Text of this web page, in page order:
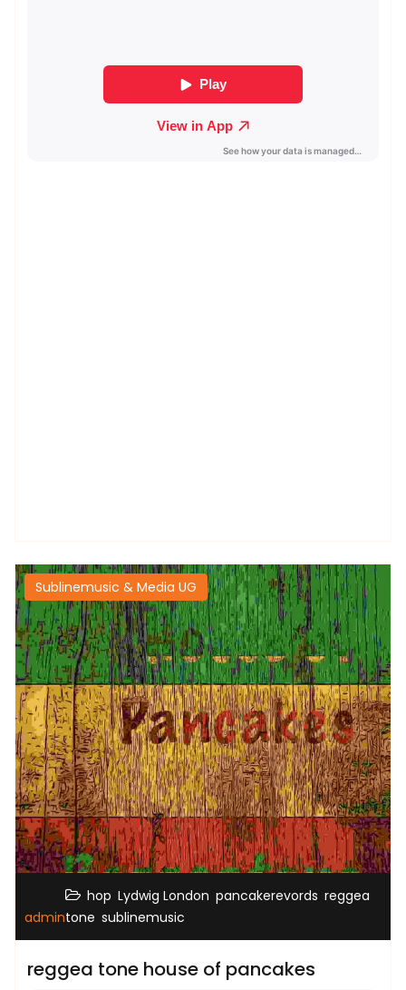
Sublinemusic & Media UG
admin
hop Lydwig London pancakerevords reggea
tone sublinemusic
reggea tone house of pancakes